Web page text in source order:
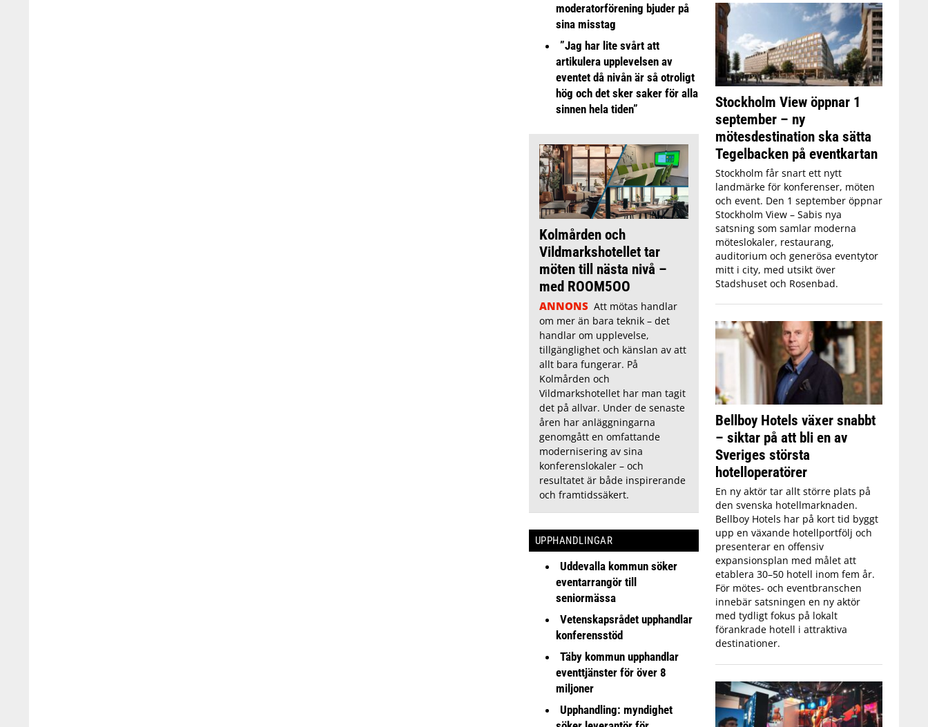
moderatorförening bjuder på
sina misstag
”Jag har lite svårt att
artikulera upplevelsen av
eventet då nivån är så otroligt
hög och det sker saker för alla
sinnen hela tiden”
Kolmården och
Vildmarkshotellet tar
möten till nästa nivå –
med ROOM5OO
ANNONS Att mötas handlar
om mer än bara teknik – det
handlar om upplevelse,
tillgänglighet och känslan av att
allt bara fungerar. På
Kolmården och
Vildmarkshotellet har man tagit
det på allvar. Under de senaste
åren har anläggningarna
genomgått en omfattande
modernisering av sina
konferenslokaler – och
resultatet är både inspirerande
och framtidssäkert.
UPPHANDLINGAR
Uddevalla kommun söker
eventarrangör till
seniormässa
Vetenskapsrådet upphandlar
konferensstöd
Täby kommun upphandlar
eventtjänster för över 8
miljoner
Upphandling: myndighet
Stockholm View öppnar 1
september – ny
mötesdestination ska sätta
Tegelbacken på eventkartan
Stockholm får snart ett nytt
landmärke för konferenser, möten
och event. Den 1 september öppnar
Stockholm View – Sabis nya
satsning som samlar moderna
möteslokaler, restaurang,
auditorium och generösa eventytor
mitt i city, med utsikt över
Stadshuset och Rosenbad.
Bellboy Hotels växer snabbt
– siktar på att bli en av
Sveriges största
hotelloperatörer
En ny aktör tar allt större plats på
den svenska hotellmarknaden.
Bellboy Hotels har på kort tid byggt
upp en växande hotellportfölj och
presenterar en offensiv
expansionsplan med målet att
etablera 30–50 hotell inom fem år.
För mötes- och eventbranschen
innebär satsningen en ny aktör
med tydligt fokus på lokalt
förankrade hotell i attraktiva
destinationer.